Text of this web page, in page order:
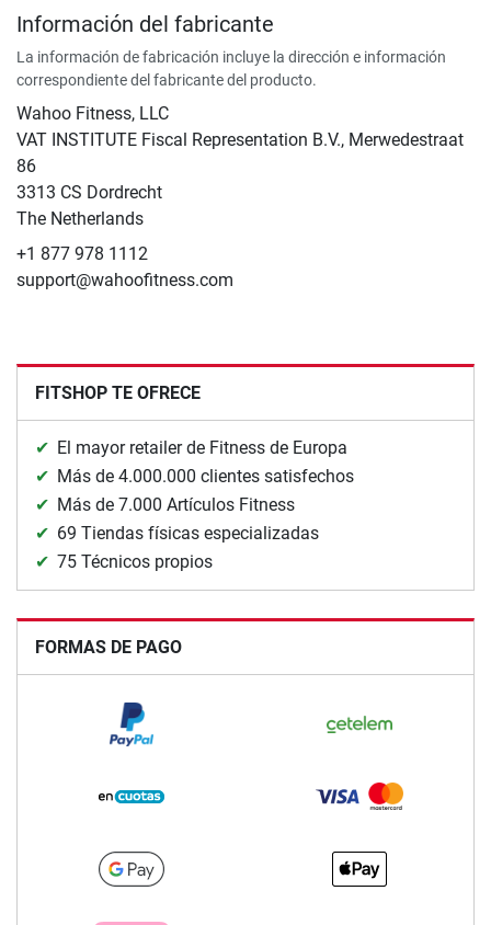
Información del fabricante
La información de fabricación incluye la dirección e información
correspondiente del fabricante del producto.
Wahoo Fitness, LLC
VAT INSTITUTE Fiscal Representation B.V., Merwedestraat
86
3313 CS Dordrecht
The Netherlands
+1 877 978 1112
support@wahoofitness.com
FITSHOP TE OFRECE
El mayor retailer de Fitness de Europa
Más de 4.000.000 clientes satisfechos
Más de 7.000 Artículos Fitness
69 Tiendas físicas especializadas
75 Técnicos propios
FORMAS DE PAGO